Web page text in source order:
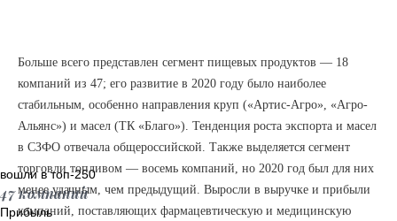
вошли в топ-250
47 компаний
Прибыль
Больше всего представлен сегмент пищевых продуктов — 18
компаний из 47; его развитие в 2020 году было наиболее
стабильным, особенно направления круп («Артис-Агро», «Агро-
Альянс») и масел (ТК «Благо»). Тенденция роста экспорта и масел
в СЗФО отвечала общероссийской. Также выделяется сегмент
торговли топливом — восемь компаний, но 2020 год был для них
менее удачным, чем предыдущий. Выросли в выручке и прибыли
компаний, поставляющих фармацевтическую и медицинскую